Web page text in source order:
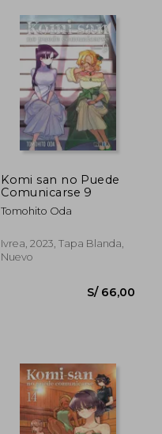
Komi san no Puede
Comunicarse 9
Tomohito Oda
Ivrea, 2023, Tapa Blanda,
Nuevo